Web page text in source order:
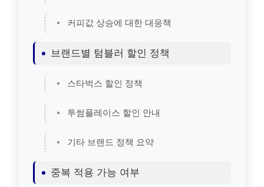
커피값 상승에 대한 대응책
브랜드별 텀블러 할인 정책
스타벅스 할인 정책
투썸플레이스 할인 안내
기타 브랜드 정책 요약
중복 적용 가능 여부